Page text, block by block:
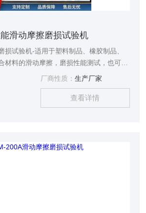
滑动摩擦磨损试验机
损试验机-适用于塑料制品、橡胶制品、
材料的滑动摩擦，磨损性能测试，也可对
、磨擦系数和磨损量进行测定。本仪器融
进行升级改造而成，本仪器具有测控精度
，是科研院所、质检机构、实验室研究试
厂商性质： 生产厂家
查看详情